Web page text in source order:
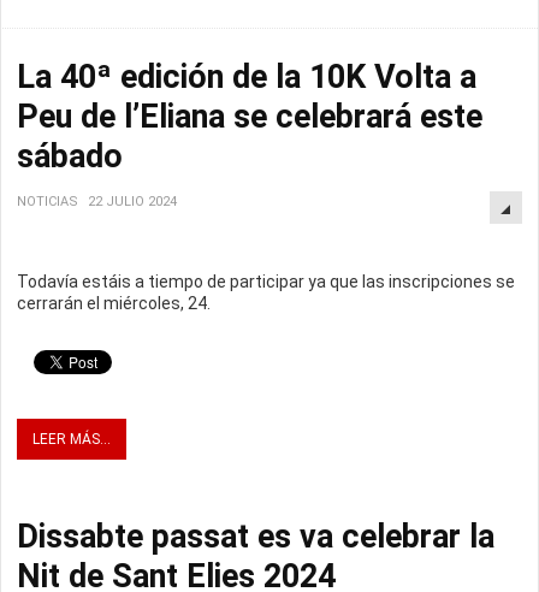
La 40ª edición de la 10K Volta a
Peu de l’Eliana se celebrará este
sábado
NOTICIAS 22 JULIO 2024
Todavía estáis a tiempo de participar ya que las inscripciones se
cerrarán el miércoles, 24.
LEER MÁS...
Dissabte passat es va celebrar la
Nit de Sant Elies 2024